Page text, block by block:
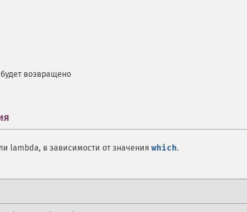
возвращено
lambda, в зависимости от значения which.